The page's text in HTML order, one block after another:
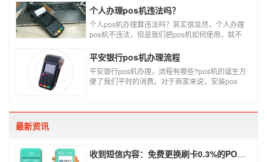
个人办理pos机违法吗？
个人pos机办理算违法吗？其实很显然，个人办理
pos机不违法，但是我们把pos机如何使用，就不
现，套现不换，那么我们这样使用pos机肯定就是
违法的，只有我们在安全的使用之下，我们的个人
办理的pos机才是正规的，但是自己刷自己信用卡
用自己的pos机，这样只是算违规，只要我们按时
干扰到他人，不恶意套现银行，那么我们的行为犯
平安银行pos机办理流程
平安银行pos机办理，流程有哪些?pos机的诞生方
便了我们平时的消费。对于商家来说，安装pos
最新资讯
收到短信内容：免费更换刷卡0.3%的POS机，可以相信吗？